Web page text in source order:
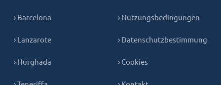
› Barcelona
› Lanzarote
› Hurghada
› Nutzungsbedingungen
› Datenschutzbestimmung
› Cookies